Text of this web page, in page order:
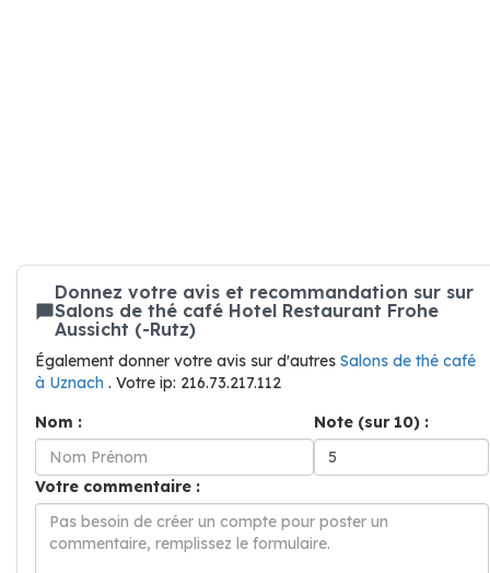
Donnez votre avis et recommandation sur sur
Salons de thé café Hotel Restaurant Frohe
Aussicht (-Rutz)
Également donner votre avis sur d'autres Salons de thé café
à Uznach . Votre ip: 216.73.217.112
Nom :
Note (sur 10) :
Votre commentaire :